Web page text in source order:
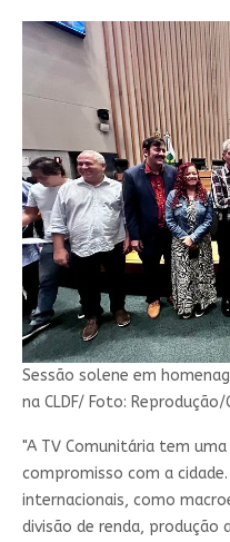
Sessão solene em
na CLDF/ Foto:
"A TV Comunitária tem
compromisso com a
internacionais, como
divisão de renda,